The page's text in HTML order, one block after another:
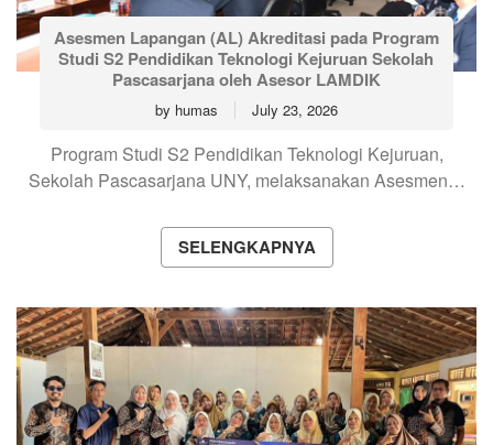
Asesmen Lapangan (AL) Akreditasi pada Program
Studi S2 Pendidikan Teknologi Kejuruan Sekolah
Pascasarjana oleh Asesor LAMDIK
by humas July 23, 2026
Program Studi S2 Pendidikan Teknologi Kejuruan,
Sekolah Pascasarjana UNY, melaksanakan Asesmen…
SELENGKAPNYA